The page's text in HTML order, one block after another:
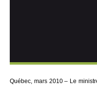
Québec, mars 2010 – Le